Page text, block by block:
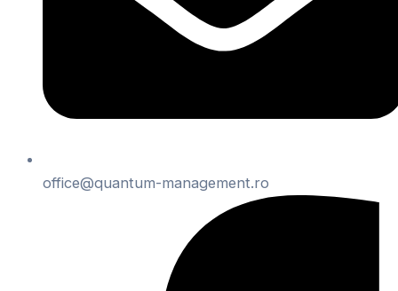
office@quantum-management.ro